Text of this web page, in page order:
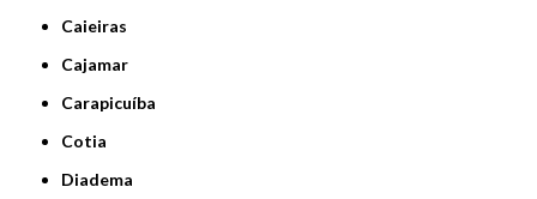
Caieiras
Cajamar
Carapicuíba
Cotia
Diadema